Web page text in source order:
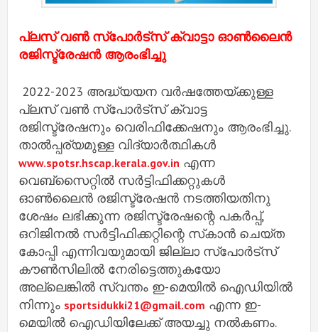
പ്ലസ് വണ്‍ സ്പോര്‍ട്സ് ക്വാട്ടാ ഓണ്‍ലൈന്‍
രജിസ്ട്രേഷന്‍ ആരംഭിച്ചു
2022-2023 അദ്ധ്യയന വര്‍ഷത്തേയ്ക്കുള്ള
പ്ലസ് വണ്‍ സ്പോര്‍ട്സ് ക്വാട്ട
രജിസ്ട്രേഷനും വെരിഫിക്കേഷനും ആരംഭിച്ചു.
താല്‍പ്പര്യമുള്ള വിദ്യാര്‍ത്ഥികള്‍
www.spotsr.hscap.kerala.gov.in എന്ന
വെബ്സൈറ്റില്‍ സര്‍ട്ടിഫിക്കറ്റുകള്‍
ഓണ്‍ലൈന്‍ രജിസ്ട്രേഷന്‍ നടത്തിയതിനു
ശേഷം ലഭിക്കുന്ന രജിസ്ട്രേഷന്റെ പകര്‍പ്പ്,
ഒറിജിനല്‍ സര്‍ട്ടിഫിക്കറ്റിന്റെ സ്‌കാന്‍ ചെയ്ത
കോപ്പി എന്നിവയുമായി ജില്ലാ സ്പോര്‍ട്സ്
കൗണ്‍സിലില്‍ നേരിട്ടെത്തുകയോ
അല്ലെങ്കില്‍ സ്വന്തം ഇ-മെയില്‍ ഐഡിയില്‍
നിന്നും sportsidukki21@gmail.com എന്ന ഇ-
മെയില്‍ ഐഡിയിലേക്ക് അയച്ചു നല്‍കണം.